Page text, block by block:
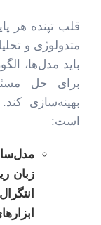
قلب تپنده هر
متدولوژی و
باید مدل‌ها،
برای حل
بهینه‌سازی
است:
زبان